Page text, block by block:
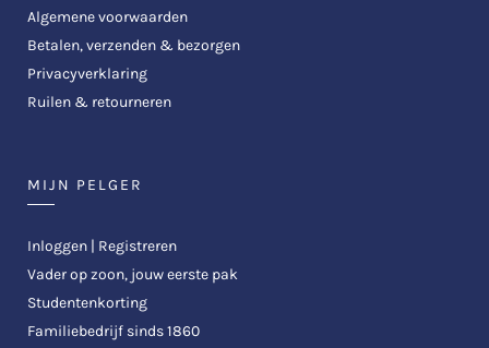
Algemene voorwaarden
Betalen, verzenden & bezorgen
Privacyverklaring
Ruilen & retourneren
MIJN PELGER
Inloggen | Registreren
Vader op zoon, jouw eerste pak
Studentenkorting
Familiebedrijf sinds 1860